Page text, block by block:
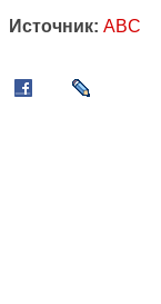
Источник: ABC